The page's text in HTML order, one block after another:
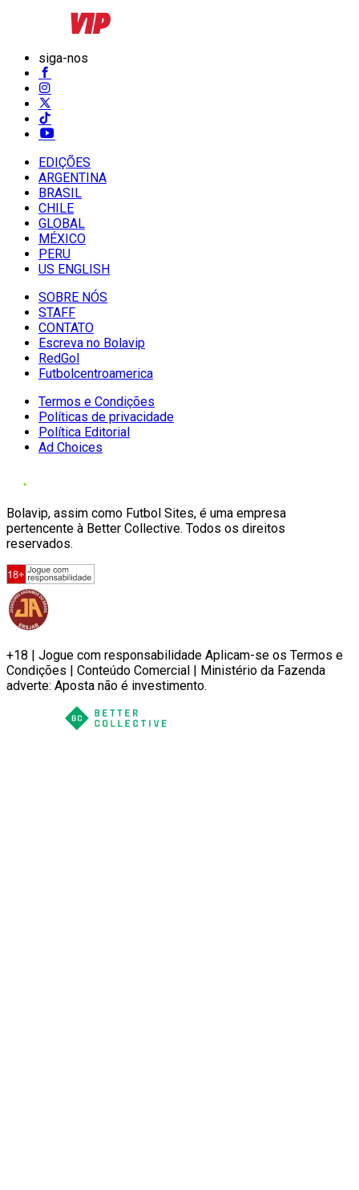
siga-nos
EDIÇÕES
ARGENTINA
BRASIL
CHILE
GLOBAL
MÉXICO
PERU
US ENGLISH
SOBRE NÓS
STAFF
CONTATO
Escreva no Bolavip
RedGol
Futbolcentroamerica
Termos e Condições
Políticas de privacidade
Política Editorial
Ad Choices
Bolavip, assim como Futbol Sites, é uma empresa
pertencente à Better Collective. Todos os direitos
reservados.
+18 | Jogue com responsabilidade Aplicam-se os Termos e
Condições | Conteúdo Comercial | Ministério da Fazenda
adverte: Aposta não é investimento.